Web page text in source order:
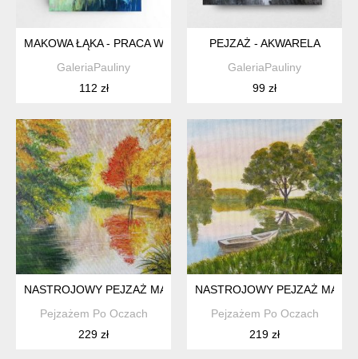
MAKOWA ŁĄKA - PRACA WYKONANA PASTELAMI
GaleriaPauliny
112 zł
PEJZAŻ - AKWARELA
GaleriaPauliny
99 zł
NASTROJOWY PEJZAŻ MALOWANY NA PŁÓTNIE - "PŁOMIEŃ
Pejzażem Po Oczach
229 zł
NASTROJOWY PEJZAŻ
Pejzażem Po Oczach
219 zł